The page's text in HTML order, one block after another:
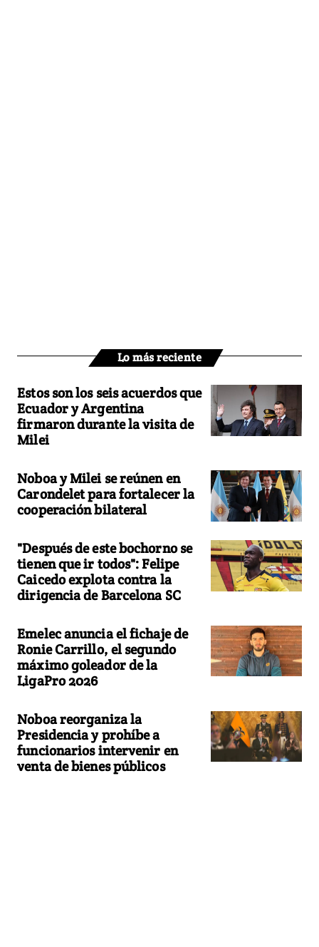
Lo más reciente
Estos son los seis acuerdos que
Ecuador y Argentina
firmaron durante la visita de
Milei
Noboa y Milei se reúnen en
Carondelet para fortalecer la
cooperación bilateral
"Después de este bochorno se
tienen que ir todos": Felipe
Caicedo explota contra la
dirigencia de Barcelona SC
Emelec anuncia el fichaje de
Ronie Carrillo, el segundo
máximo goleador de la
LigaPro 2026
Noboa reorganiza la
Presidencia y prohíbe a
funcionarios intervenir en
venta de bienes públicos